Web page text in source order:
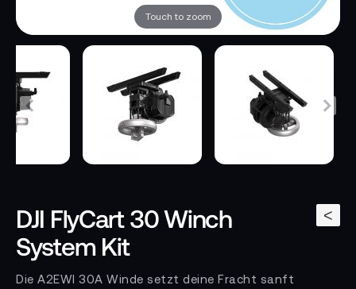
Touch to zoom
<
DJI FlyCart 30 Winch
System Kit
Die A2EWI 30A Winde setzt deine Fracht sanft